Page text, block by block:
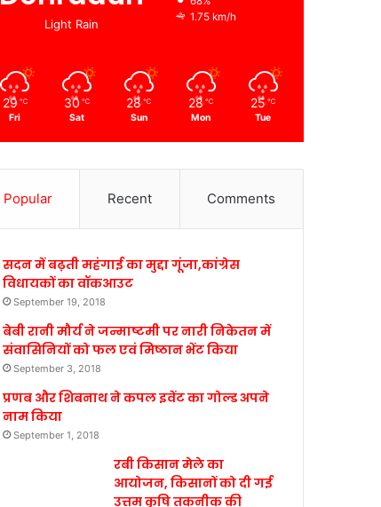
Light Rain
1.75 km/h
29 ℃
Fri
30 ℃
Sat
28 ℃
Sun
28 ℃
Mon
25 ℃
Tue
Popular Recent Comments
सदन में बढ़ती महंगाई का मुद्दा गूंजा,कांग्रेस
विधायकों का वॉकआउट
September 19, 2018
बेबी रानी मौर्य ने जन्माष्टमी पर नारी निकेतन में
संवासिनियों को फल एवं मिष्ठान भेंट किया
September 3, 2018
प्रणब और शिबनाथ ने कपल इवेंट का गोल्ड अपने
नाम किया
September 1, 2018
रबी किसान मेले का
आयोजन, किसानों को दी गई
उत्तम कृषि तकनीक की